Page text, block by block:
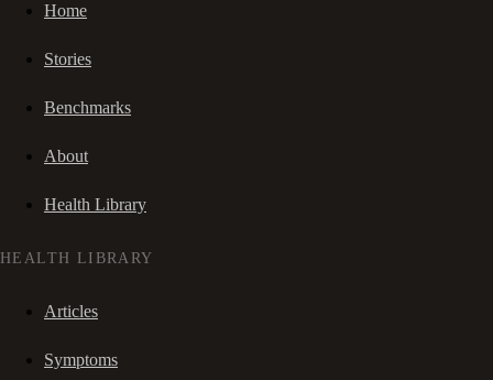
Home
Stories
Benchmarks
About
Health Library
HEALTH LIBRARY
Articles
Symptoms